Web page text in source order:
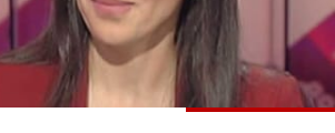
جدول البرامج
شاهد البرامج
الترددات